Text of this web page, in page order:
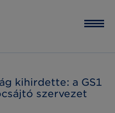
kihirdette: a GS1
szervezet